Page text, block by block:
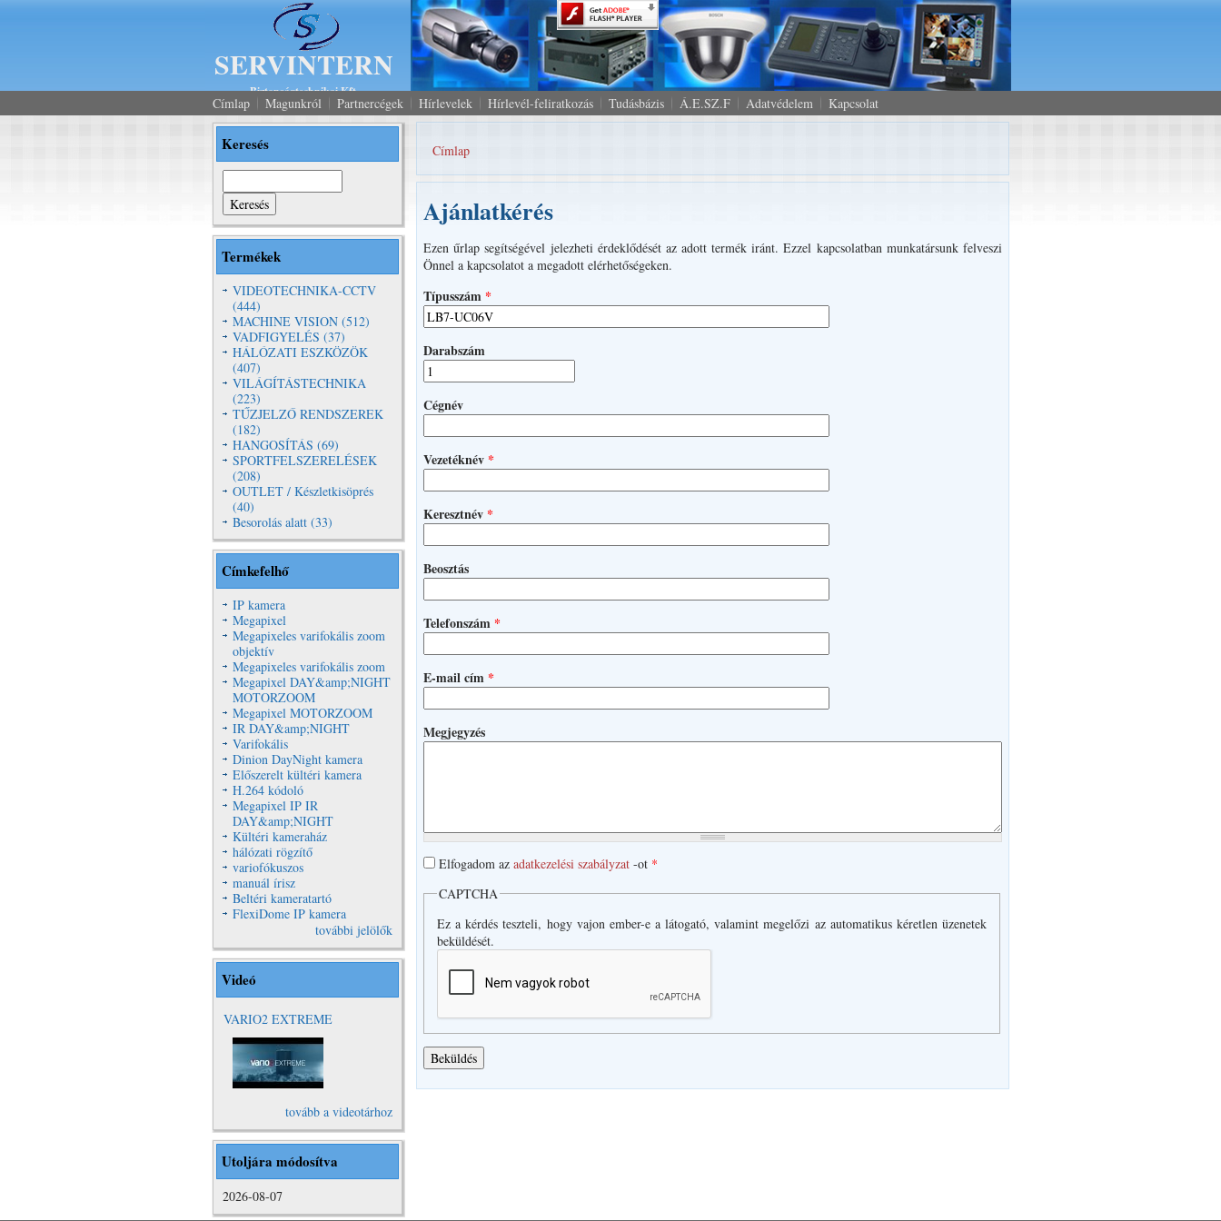
SERVINTERN
Biztonságtechnikai Kft.
Címlap Magunkról Partnercégek Hírlevelek Hírlevél-feliratkozás Tudásbázis Á.E.SZ.F Adatvédelem Kapcsolat
Keresés
Termékek
VIDEOTECHNIKA-CCTV
(444)
MACHINE VISION (512)
VADFIGYELÉS (37)
HÁLÓZATI ESZKÖZÖK
(407)
VILÁGÍTÁSTECHNIKA
(223)
TŰZJELZŐ RENDSZEREK
(182)
HANGOSÍTÁS (69)
SPORTFELSZERELÉSEK
(208)
OUTLET / Készletkisöprés
(40)
Besorolás alatt (33)
Címkefelhő
IP kamera
Megapixel
Megapixeles varifokális zoom
objektív
Megapixeles varifokális zoom
Megapixel DAY&amp;NIGHT
MOTORZOOM
Megapixel MOTORZOOM
IR DAY&amp;NIGHT
Varifokális
Dinion DayNight kamera
Előszerelt kültéri kamera
H.264 kódoló
Megapixel IP IR
DAY&amp;NIGHT
Kültéri kameraház
hálózati rögzítő
variofókuszos
manuál írisz
Beltéri kameratartó
FlexiDome IP kamera
további jelölők
Videó
VARIO2 EXTREME
VARIO2
Extreme Video
tovább a videotárhoz
Utoljára módosítva
2026-08-07
Jelenlegi hely
Címlap
Ajánlatkérés
Ezen űrlap segítségével jelezheti érdeklődését az adott termék iránt. Ezzel kapcsolatban munkatársunk felveszi
Önnel a kapcsolatot a megadott elérhetőségeken.
Típusszám *
Darabszám
Cégnév
Vezetéknév *
Keresztnév *
Beosztás
Telefonszám *
E-mail cím *
Megjegyzés
Elfogadom az adatkezelési szabályzat -ot *
CAPTCHA
Ez a kérdés teszteli, hogy vajon ember-e a látogató, valamint megelőzi az automatikus kéretlen üzenetek
beküldését.